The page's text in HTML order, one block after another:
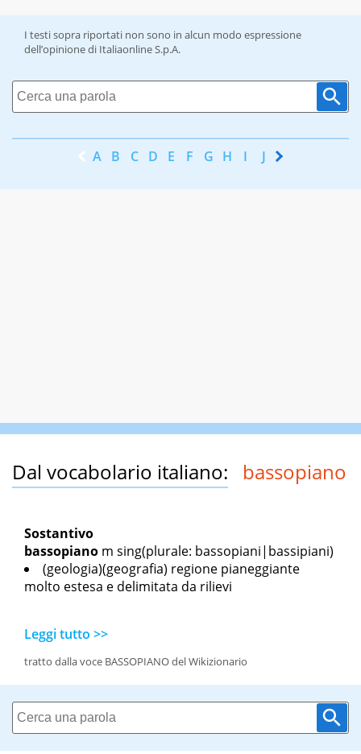
I testi sopra riportati non sono in alcun modo espressione
dell’opinione di Italiaonline S.p.A.
A B C D E F G H I J K
Dal vocabolario italiano: bassopiano
Sostantivo
bassopiano m sing(plurale: bassopiani|bassipiani)
(geologia)(geografia) regione pianeggiante
molto estesa e delimitata da rilievi
Leggi tutto >>
tratto dalla voce BASSOPIANO del Wikizionario